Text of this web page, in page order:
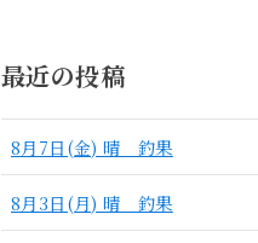
最近の投稿
8月7日(金) 晴 釣果
8月3日(月) 晴 釣果